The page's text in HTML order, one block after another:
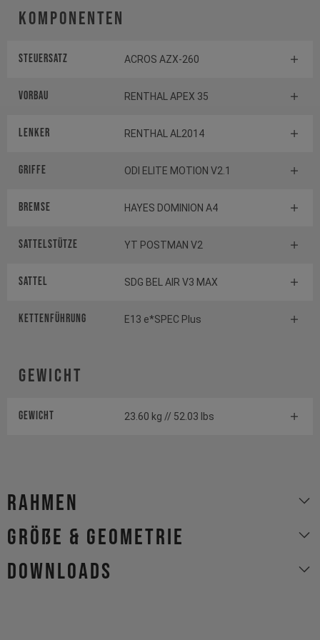
Komponenten
Steuersatz ACROS AZX-260
Vorbau RENTHAL APEX 35
Lenker RENTHAL AL2014
Griffe ODI ELITE MOTION V2.1
Bremse HAYES DOMINION A4
Sattelstütze YT POSTMAN V2
Sattel SDG BEL AIR V3 MAX
Kettenführung E13 e*SPEC Plus
Gewicht
Gewicht 23.60 kg // 52.03 lbs
Rahmen
Größe & Geometrie
Downloads